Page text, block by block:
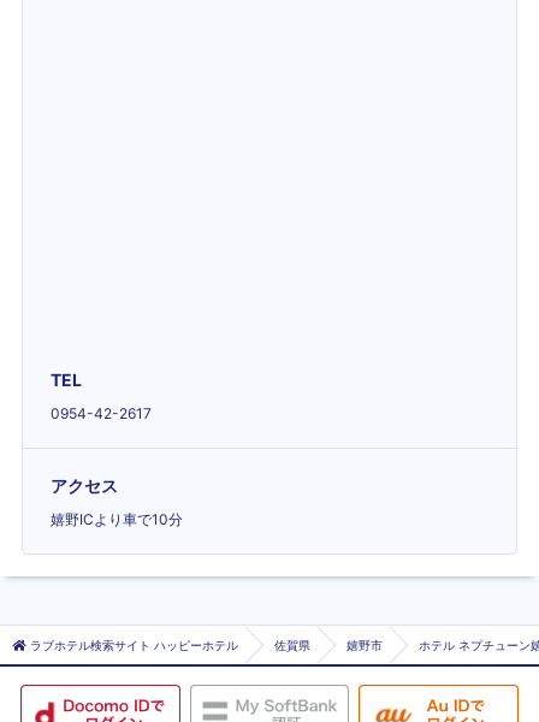
TEL
0954-42-2617
アクセス
嬉野ICより車で10分
ラブホテル検索サイト ハッピーホテル 佐賀県 嬉野市 ホテル ネプチューン